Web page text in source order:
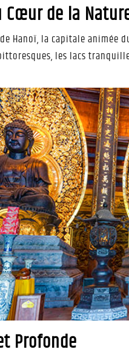
Cœur de la
Hanoï, la capitale animée
les lacs
Profonde